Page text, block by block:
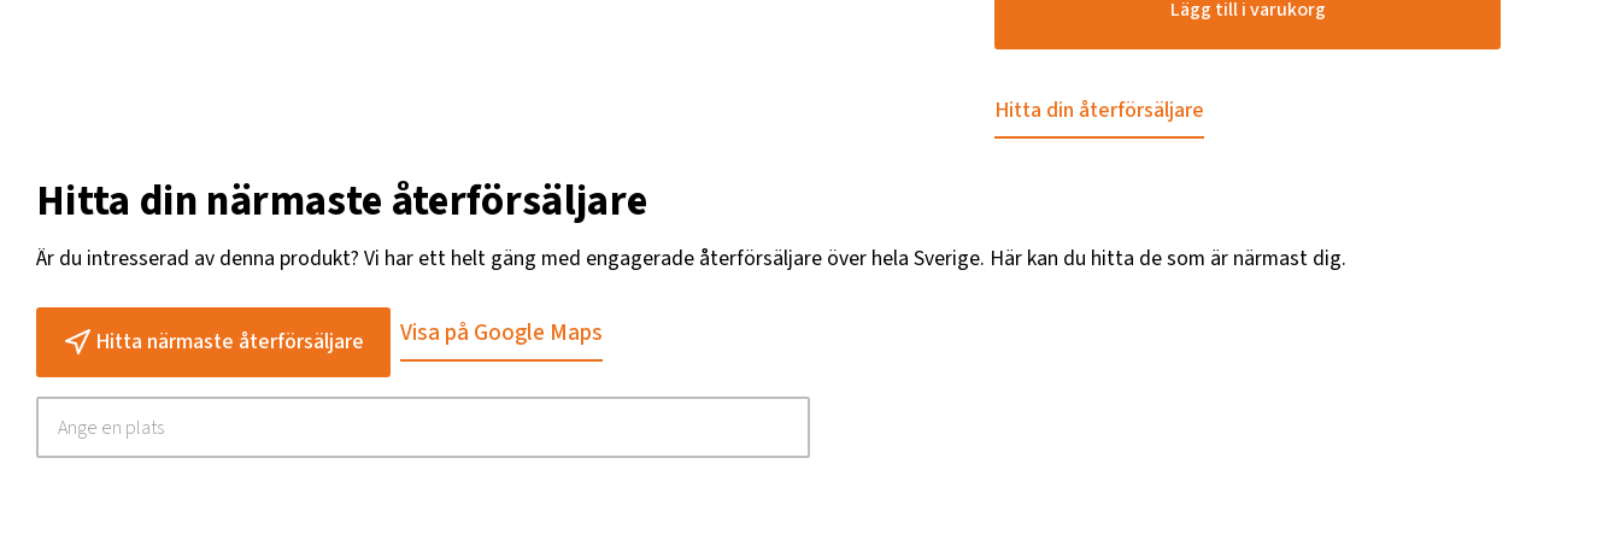
Lägg till i varukorg
Hitta din återförsäljare
Hitta din närmaste återförsäljare
Är du intresserad av denna produkt? Vi har ett helt gäng med engagerade återförsäljare över hela Sverige. Här kan du hitta de som är närmast dig.
Hitta närmaste återförsäljare Visa på Google Maps